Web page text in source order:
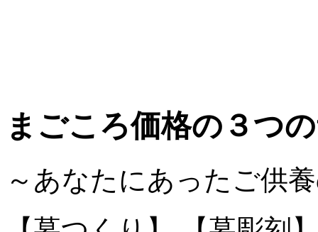
まごころ価格の３つ
～あなたにあったご供